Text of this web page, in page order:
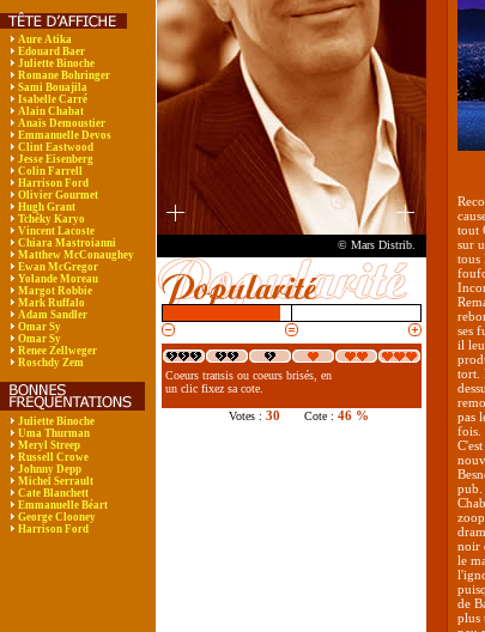
Aure Atika
Edouard Baer
Juliette Binoche
Romane Bohringer
Sami Bouajila
Isabelle Carré
Alain Chabat
Anaïs Demoustier
Emmanuelle Devos
Clint Eastwood
Jesse Eisenberg
Colin Farrell
Harrison Ford
Olivier Gourmet
Hugh Grant
Tchéky Karyo
Vincent Lacoste
Chiara Mastroianni
Matthew McConaughey
Ewan McGregor
Yolande Moreau
Margot Robbie
Mark Ruffalo
Adam Sandler
Omar Sy
Omar Sy
Renee Zellweger
Roschdy Zem
Juliette Binoche
Uma Thurman
Meryl Streep
Russell Crowe
Johnny Depp
Michel Serrault
Cate Blanchett
Emmanuelle Béart
George Clooney
Harrison Ford
© Mars Distrib.
Coeurs transis ou coeurs brisés, en
un clic fixez sa cote.
Votes : 30 Cote : 46 %
tout
sur
tous
ses
il
tort.
pas
fois.
pub.
noir
le
de
plus